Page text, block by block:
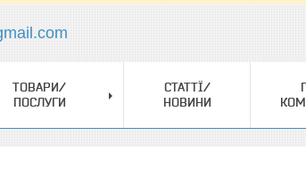
ТОВАРИ/
ПОСЛУГИ
СТАТТЇ/
НОВИНИ